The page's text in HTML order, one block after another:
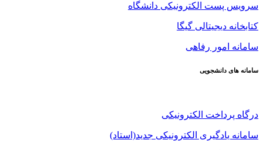
سرویس پست الکترونیکی دانشگاه
کتابخانه دیجیتالی گیگا
سامانه امور رفاهی
سامانه های دانشجویی
درگاه پرداخت الکترونیکی
سامانه یادگیری الکترونیکی جدید(استاد)